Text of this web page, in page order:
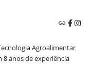
Agroalimentar
8 anos de experiência